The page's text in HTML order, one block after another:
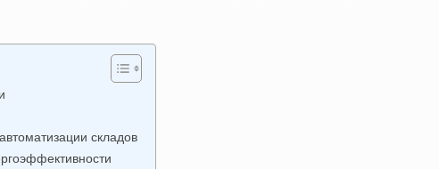
складов